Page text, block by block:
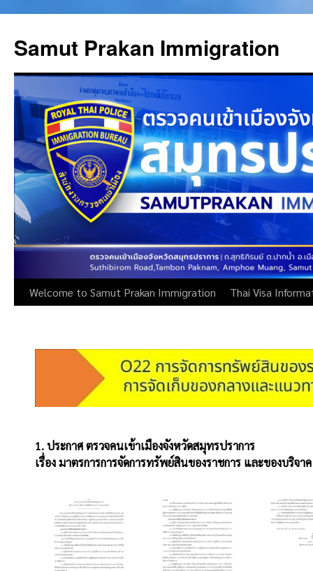
Samut Prakan Immigration
Welcome to Samut Prakan Immigration Thai Visa
1.ประกาศ ตรวจคนเข้าเมืองจังหวัดสมุทรปราการ
เรื่อง มาตรการการจัดการทรัพย์สินของราชการ และของบริจาค